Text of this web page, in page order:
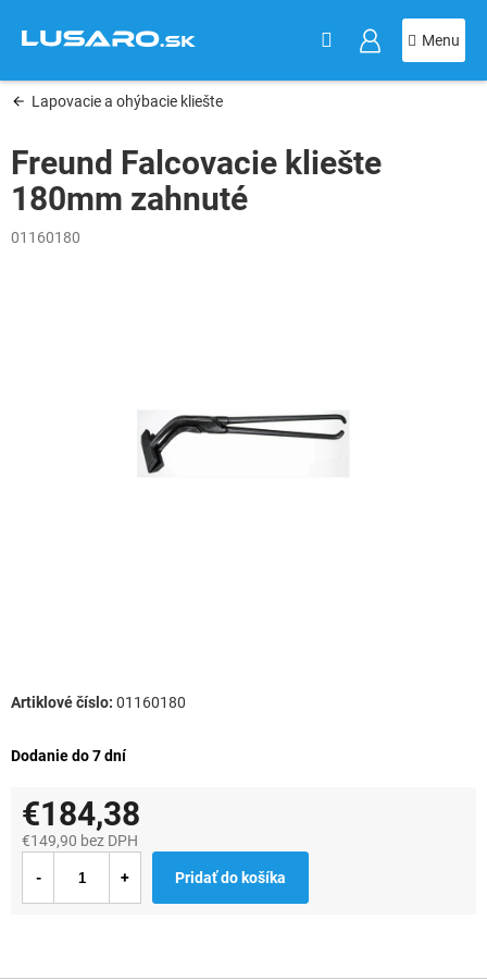
obsah
Lapovacie a ohýbacie kliešte
Freund Falcovacie kliešte
180mm zahnuté
01160180
Dodanie do 7 dní
01160180
€184,38
€149,90 bez DPH
cena:
Pridať do košíka